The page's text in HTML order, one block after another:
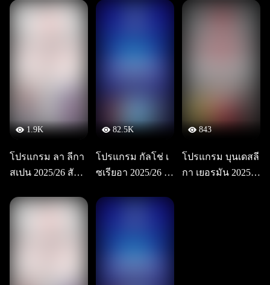
1.9K
โปรแกรม ลา ลีกา
สเปน 2025/26 สัปด
82.5K
โปรแกรม กัลโช่ เ
ซเรียอา 2025/26 สั
843
โปรแกรม บุนเดสลี
กา เยอรมัน 2025/2